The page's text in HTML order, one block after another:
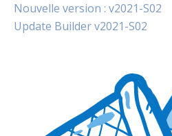
Nouvelle version : v2021-S02
Update Builder v2021-S02